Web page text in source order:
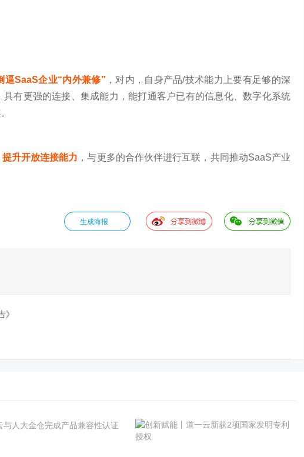
逼SaaS企业“内外兼修” ，对内，自身产品/技术能力上要有足够的深
有更强的连接、集成能力，能打通客户已有的信息化、数字化系统
升开放连接能力 ，与更多的合作伙伴进行互联，共同推动SaaS产业
生成海报